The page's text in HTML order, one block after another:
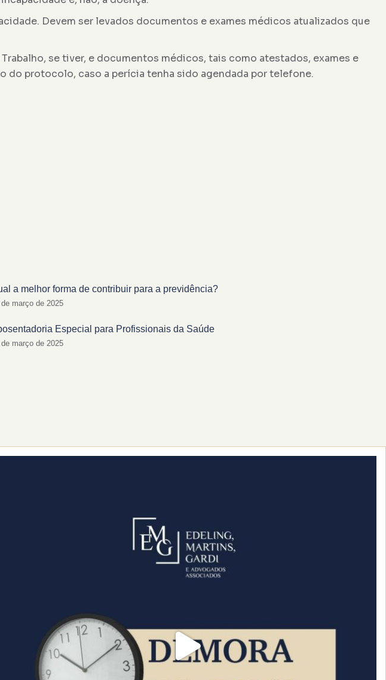
Devem ser levados documentos e exames médicos atualizados que
se tiver, e documentos médicos, tais como atestados, exames e
do protocolo, caso a perícia tenha sido agendada por telefone.
a melhor forma de contribuir para a previdência?
março de 2025
Especial para Profissionais da Saúde
de março de 2025